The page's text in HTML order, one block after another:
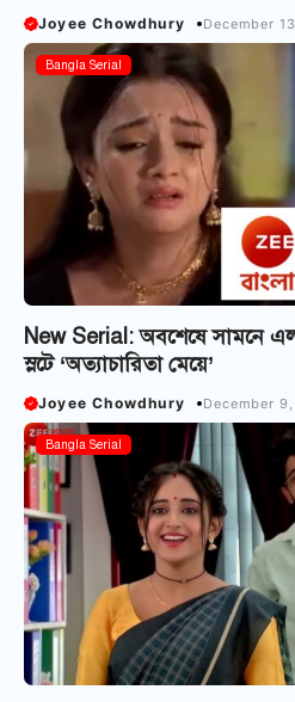
Joyee Chowdhury December
Bangla Serial
New Serial: অবশেষে সামনে
স্লটে ‘অত্যাচারিতা মেয়ে’
Joyee Chowdhury December
Bangla Serial